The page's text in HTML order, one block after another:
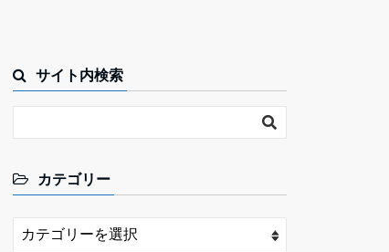
サイト内検索
カテゴリー